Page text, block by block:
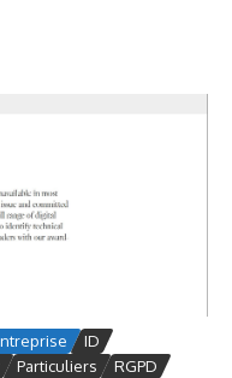
ID
Particuliers
RGPD